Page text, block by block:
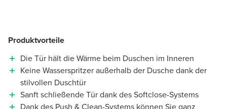
Produktvorteile
Die Tür hält die Wärme beim Duschen im Inneren
Keine Wasserspritzer außerhalb der Dusche dank der
stilvollen Duschtür
Sanft schließende Tür dank des Softclose-Systems
Dank des Push & Clean-Systems können Sie ganz